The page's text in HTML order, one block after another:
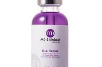
格：
NT$3,500。